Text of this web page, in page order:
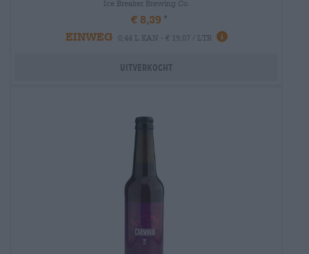
Ice Breaker Brewing Co.
€ 8,39
EINWEG
0,44 L KAN - € 19,07 / LTR
Uitverkocht